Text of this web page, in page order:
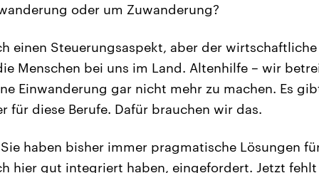
oder um Zuwanderung?
einen Steuerungsaspekt, aber der
Menschen bei uns im Land. Altenhilfe – wir
Einwanderung gar nicht mehr zu machen. Es
für diese Berufe. Dafür brauchen wir das.
haben bisher immer pragmatische Lösungen
hier gut integriert haben, eingefordert. Jetzt fehlt